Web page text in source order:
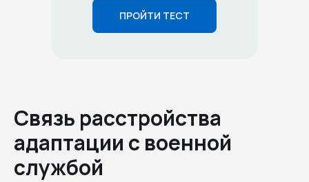
ПРОЙТИ ТЕСТ
Связь расстройства
адаптации с военной
службой